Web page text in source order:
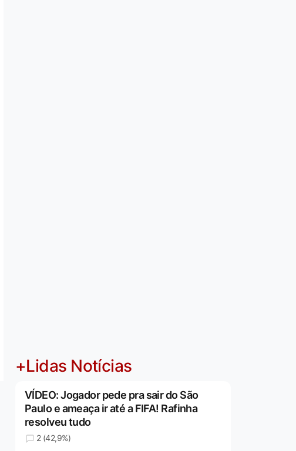
+Lidas Notícias
VÍDEO: Jogador pede pra sair do São
Paulo e ameaça ir até a FIFA! Rafinha
resolveu tudo
2 (42,9%)